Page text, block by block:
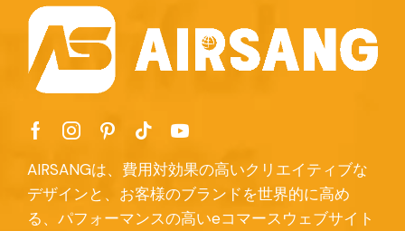
AIRSANGは、費用対効果の高いクリエイティブな
デザインと、お客様のブランドを世界的に高め
る、パフォーマンスの高いeコマースウェブサイト